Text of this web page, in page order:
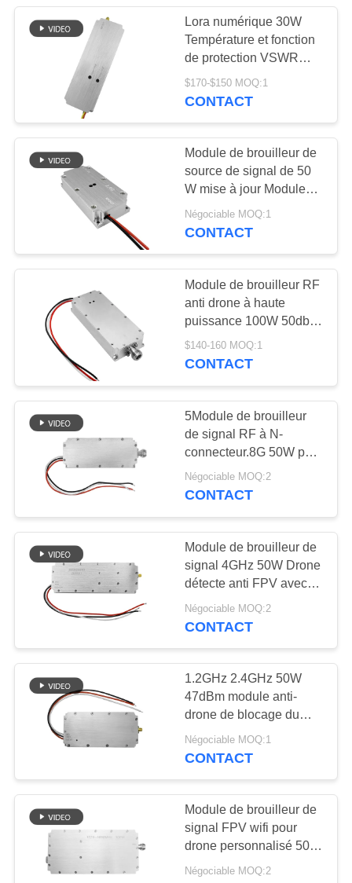
NOUVELLES
BLOGUE
DEMANDEZ
UNE
CITATION
DU
PRIVACY
POLICY
amplificateur de
puissance de rf
36
Amplificateur de
puissance à bande
large
Amplificateur
unidirectionnel
15
amplificateur
bidirectionnel
12
Détecteur de
signaux de drone
de -40 à 85 °C
Lora numérique 30W
Température et fonction
de protection VSWR
3300-3600MHz Module
de brouilleur RF anti
$170-$150 MOQ:1
CONTACT
Module de brouilleur de
source de signal de 50
W mise à jour Module
d'amplificateur à large
bande correspondant
Négociable MOQ:1
CONTACT
Module de brouilleur RF
anti drone à haute
puissance 100W 50dbm
de type large bande N
GaN 400-700mhz
$140-160 MOQ:1
CONTACT
5Module de brouilleur
de signal RF à N-
connecteur.8G 50W pour
l'approvisionnement en
usine de drones
Négociable MOQ:2
CONTACT
Module de brouilleur de
signal 4GHz 50W Drone
détecte anti FPV avec
des capacités de
contrôle de fréquence
Négociable MOQ:2
CONTACT
1.2GHz 2.4GHz 50W
47dBm module anti-
drone de blocage du
signal de puissance
Négociable MOQ:1
CONTACT
Module de brouilleur de
signal FPV wifi pour
drone personnalisé 50
dBm 100W avec réglage
Négociable MOQ:2